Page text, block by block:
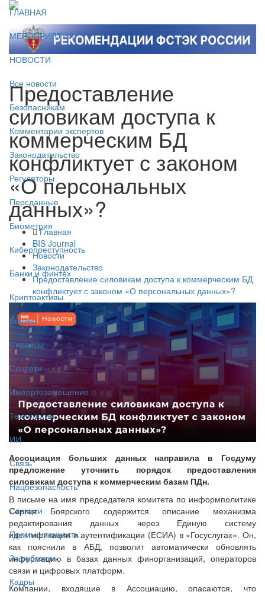
ГЛАВНАЯ
МЕРОПРИЯТИЯ
НОВОСТИ
Все новости
Безопасникам
Комментарии экспертов
Законодательство
Регуляторы
Персданные
Биометрия
Киберпреступность
Банки и финтех
Криптоактивы
Бизнес
Сервисы
Соцсети
Импортозамещение
Технологии
ИИ
Связь
Нацбезопасность
Санкции
Промышленность
За рубежом
Кадры
Предоставление
силовикам доступа к
коммерческим БД
конфликтует с законом
«О персональных
данных»?
Главная
BIS Journal
Новости
Законодательство
Предоставление силовикам доступа к коммерческим БД
конфликтует с законом «О персональных данных»?
Ассоциация больших данных направила в Госдуму
предложение уточнить порядок предоставления
силовикам доступа к коммерческим базам ПДн.
В письме на имя председателя комитета по информполитике
Сергея Боярского содержится описание механизма
редактирования данных через Единую систему
идентификации и аутентификации (ЕСИА) в «Госуслугах». Он,
как пояснили в АБД, позволит автоматически обновлять
информацию в базах данных финорганизаций, операторов
связи и цифровых платформ.
Компании, входящие в Ассоциацию, опасаются, что